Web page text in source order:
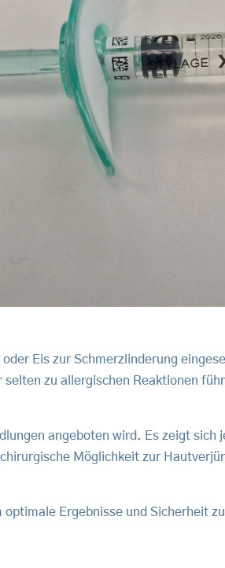
Eis zur Schmerzlinderung
zu allergischen Reaktionen
angeboten wird. Es zeigt sich
Möglichkeit zur
Ergebnisse und Sicherheit